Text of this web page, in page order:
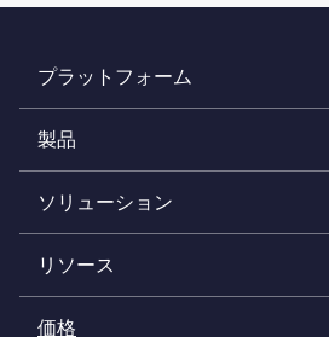
プラットフォーム
製品
ソリューション
リソース
価格